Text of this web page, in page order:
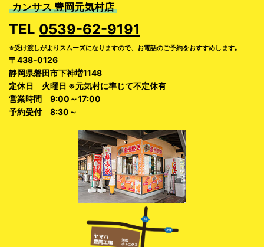
カンサス 豊岡元気村店
TEL 0539-62-9191
※受け渡しがよりスムーズになりますので、お電話のご予約をおすすめします｡
〒438-0126
静岡県磐田市下神増1148
定休日 火曜日 ※元気村に準じて不定休有
営業時間 9:00～17:00
予約受付 8:30～